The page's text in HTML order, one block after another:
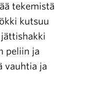
tekemistä
kutsuu
peliin ja
vauhtia ja